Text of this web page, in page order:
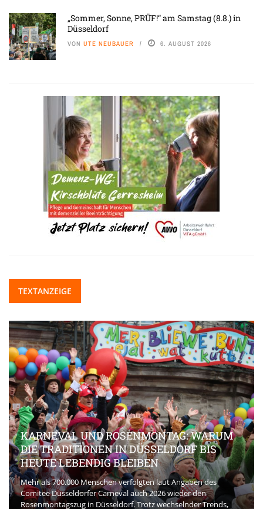
„Sommer, Sonne, PRÜF!“ am Samstag (8.8.) in
Düsseldorf
VON UTE NEUBAUER 6. AUGUST 2026
TEXTANZEIGE
KARNEVAL UND ROSENMONTAG: WARUM
DIE TRADITIONEN IN DÜSSELDORF BIS
HEUTE LEBENDIG BLEIBEN
Mehr als 700.000 Menschen verfolgten laut Angaben des
Comitee Düsseldorfer Carneval auch 2026 wieder den
Rosenmontagszug in Düsseldorf. Trotz wechselnder Trends,